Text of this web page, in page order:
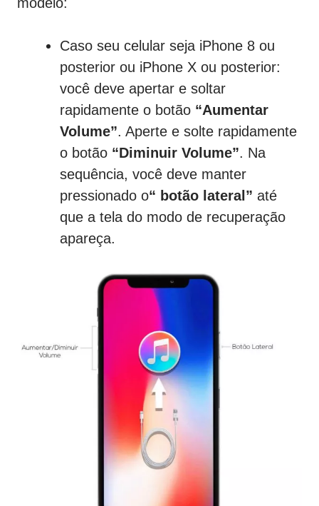
Caso seu celular seja iPhone 8 ou
posterior ou iPhone X ou posterior:
você deve apertar e soltar
rapidamente o botão “Aumentar
Volume”. Aperte e solte rapidamente
o botão “Diminuir Volume”. Na
sequência, você deve manter
pressionado o“ botão lateral” até
que a tela do modo de recuperação
apareça.